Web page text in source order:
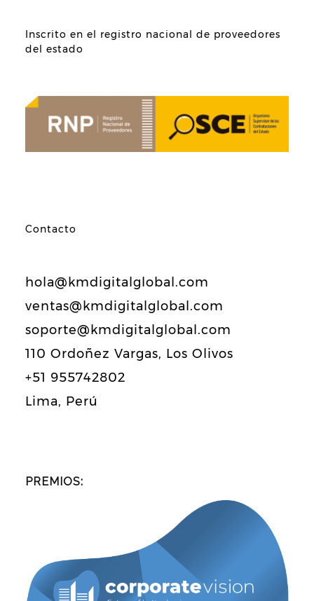
Inscrito en el registro nacional de proveedores
del estado
Contacto
hola@kmdigitalglobal.com
ventas@kmdigitalglobal.com
soporte@kmdigitalglobal.com
110 Ordoñez Vargas, Los Olivos
+51 955742802
Lima, Perú
PREMIOS: